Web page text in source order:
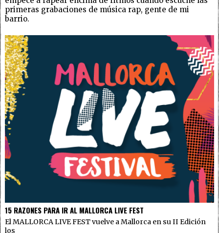
primeras grabaciones de música rap, gente de mi
barrio.
15 RAZONES PARA IR AL MALLORCA LIVE FEST
El MALLORCA LIVE FEST vuelve a Mallorca en su II Edición
los